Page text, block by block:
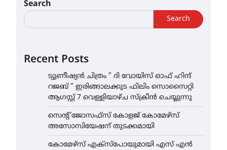
Search
Search
Recent Posts
ട്യുണീഷ്യൻ ചിത്രം ” ദി വോയിസ് ഓഫ് ഹിന്ദ്
റജബ് ” ഇരിങ്ങാലക്കുട ഫിലിം സൊസൈറ്റി
ആഗസ്റ്റ് 7 വെള്ളിയാഴ്ച സ്‌ക്രീൻ ചെയ്യുന്നു
സെന്റ് ജോസഫ്സ് കോളജ് കോമേഴ്‌സ്
അസോസിയേഷന് തുടക്കമായി
കോമേഴ്സ് എക്സ്പോയുമായി എസ് എൻ